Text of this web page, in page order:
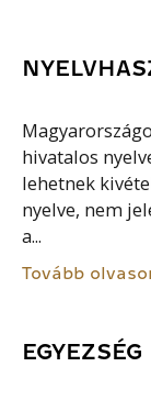
hivatalos
lehetnek
nyelve, nem
a...
Tovább
EGYEZSÉG